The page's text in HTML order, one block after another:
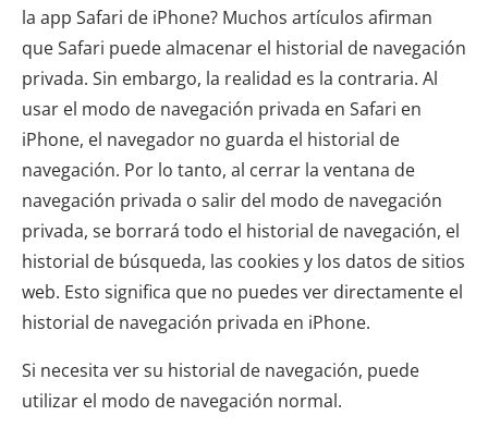
la app Safari de iPhone? Muchos artículos afirman
que Safari puede almacenar el historial de navegación
privada. Sin embargo, la realidad es la contraria. Al
usar el modo de navegación privada en Safari en
iPhone, el navegador no guarda el historial de
navegación. Por lo tanto, al cerrar la ventana de
navegación privada o salir del modo de navegación
privada, se borrará todo el historial de navegación, el
historial de búsqueda, las cookies y los datos de sitios
web. Esto significa que no puedes ver directamente el
historial de navegación privada en iPhone.
Si necesita ver su historial de navegación, puede
utilizar el modo de navegación normal.